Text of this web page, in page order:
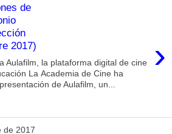
de
2017)
›
Aulafilm, la plataforma digital de cine
La Academia de Cine ha
de Aulafilm, un...
de 2017